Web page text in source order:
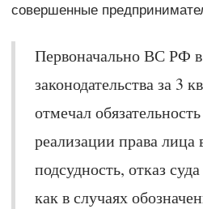
совершенные
Первоначально ВС РФ
законодательства за 3
отмечал
реализации права лица
подсудность, отказ
как в случаях